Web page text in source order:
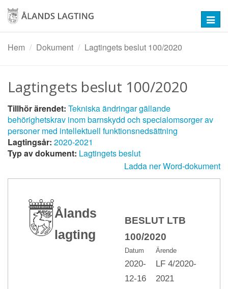
Hoppa
huvudinnehåll
Hem
Dokument Lagtingets beslut 100/2020
Lagtingets beslut 100/2020
Tillhör ärendet: Tekniska ändringar gällande
behörighetskrav inom barnskydd och specialomsorger av
personer med intellektuell funktionsnedsättning
Lagtingsår: 2020-2021
Typ av dokument: Lagtingets beslut
Ladda ner Word-dokument
Ålands
lagting
BESLUT LTB
100/2020
Datum Ärende
2020-
12-16
LF 4/2020-
2021